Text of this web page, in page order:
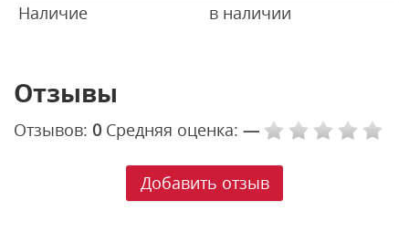
Наличие в наличии
Отзывы
Отзывов: 0 Средняя оценка: —
Добавить отзыв